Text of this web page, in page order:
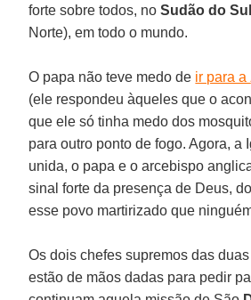
forte sobre todos, noSudão do Sul
Norte), em todo o mundo.
O papa não teve medo de ir para a
(ele respondeu àqueles que o
que ele só tinha medo dos
para outro ponto de fogo. Agora, a
unida, o papa e o arcebispo
sinal forte da presença de Deus,
esse povo martirizado que
Os dois chefes supremos das
estão de mãos dadas para pedir